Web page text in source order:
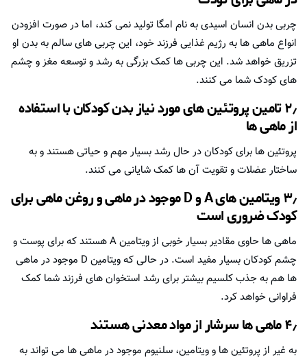
چربی بدن انسان اسیدی به نام امگا تولید نمی کند، اما در صورت افزودن
انواع ماهی ها به رژیم غذایی فرزند خود، این چربی های سالم به بدن او
تزریق خواهد شد. این چربی ها کمک بزرگی به رشد و توسعه مغز و چشم
های کودک شما می کنند.
۲٫ تامین پروتئین های مورد نیاز بدن کودکان با استفاده
از ماهی ها
پروتئین ها برای کودکان در حال رشد بسیار مهم و حیاتی هستند و به
ساختار عضلات و تقویت آن ها کمک شایانی می کنند.
۳٫ ویتامین های A و D موجود در ماهی و روغن ماهی برای
کودکضروری است
ماهی ها حاوی مقادیر بسیار خوبی از ویتامین A هستند که برای پوست و
چشم کودکان بسیار مفید است. در حالی که ویتامین D موجود در ماهی
ها هم به جذب کلسیم بیشتر برای رشد استخوان های فرزند شما کمک
فراوانی خواهد کرد.
۴٫ ماهی ها سرشار از مواد معدنی هستند
به غیر از پروتئین ها و ویتامین، سلنیوم موجود در ماهی ها می تواند به